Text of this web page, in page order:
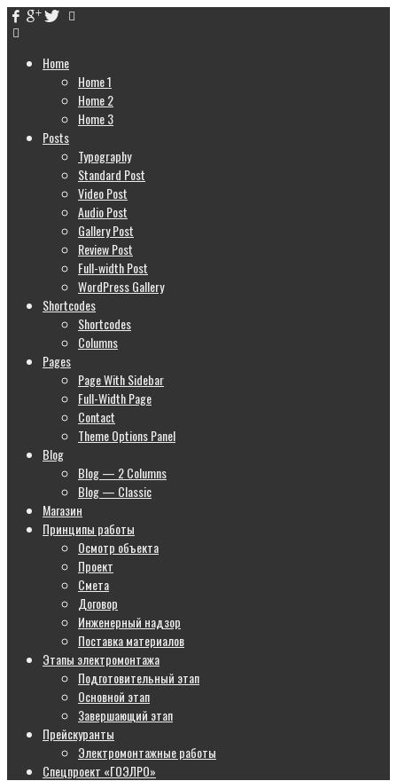
Home
Home 1
Home 2
Home 3
Posts
Typography
Standard Post
Video Post
Audio Post
Gallery Post
Review Post
Full-width Post
WordPress Gallery
Shortcodes
Shortcodes
Columns
Pages
Page With Sidebar
Full-Width Page
Contact
Theme Options Panel
Blog
Blog — 2 Columns
Blog — Classic
Магазин
Принципы работы
Осмотр объекта
Проект
Смета
Договор
Инженерный надзор
Поставка материалов
Этапы электромонтажа
Подготовительный этап
Основной этап
Завершающий этап
Прейскуранты
Электромонтажные работы
Спецпроект «ГОЭЛРО»